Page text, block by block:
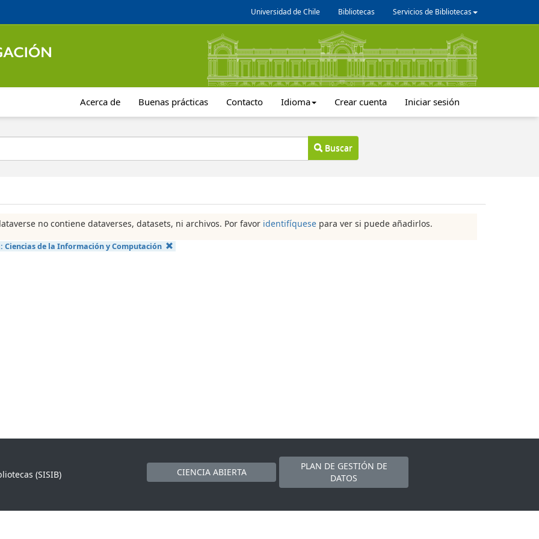
Universidad de Chile Bibliotecas Servicios de Bibliotecas
Acerca de Buenas prácticas Contacto Idioma Crear cuenta Iniciar sesión
Buscar
no contiene dataverses, datasets, ni archivos. Por favor identifíquese para ver si puede añadirlos.
Ciencias de la Información y Computación
(SISIB)
CIENCIA ABIERTA
PLAN DE GESTIÓN DE
DATOS